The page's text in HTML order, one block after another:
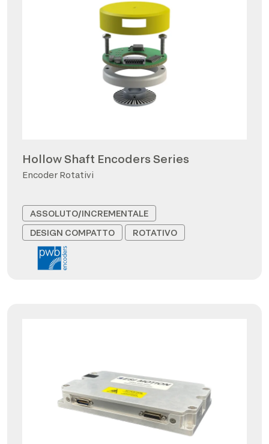
Hollow Shaft Encoders Series
Encoder Rotativi
ASSOLUTO/INCREMENTALE
DESIGN COMPATTO
ROTATIVO